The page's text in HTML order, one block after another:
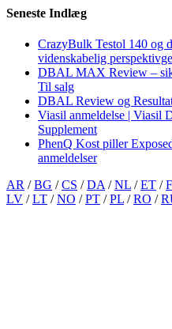
Seneste Indlæg
CrazyBulk Testol 140 og
videnskabelig
DBAL MAX Review –
Til salg
DBAL Review og
Viasil anmeldelse | Viasil
Supplement
PhenQ Kost piller
anmeldelser
AR /BG /CS /DA /NL /ET /
LV /LT /NO /PT /PL /RO /